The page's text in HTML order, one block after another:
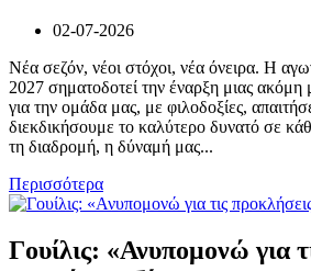
02-07-2026
Νέα σεζόν, νέοι στόχοι, νέα όνειρα. Η
2027 σηματοδοτεί την έναρξη μιας ακόμη
για την ομάδα μας, με φιλοδοξίες,
διεκδικήσουμε το καλύτερο δυνατό σε
τη διαδρομή, η δύναμή μας...
Περισσότερα
Γουίλις: «Ανυπομονώ για